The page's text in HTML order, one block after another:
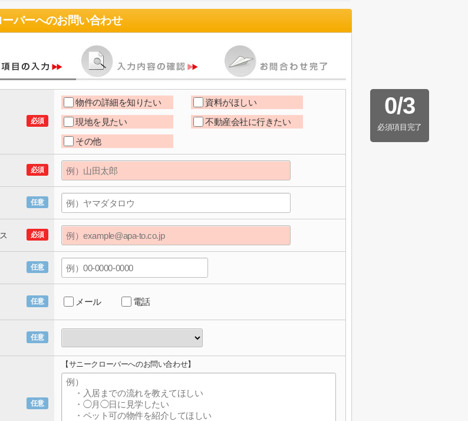
バーへのお問い合わせ
0/3
必須項目完了
必須
物件の詳細を知りたい
資料がほしい
現地を見たい
不動産会社に行きたい
その他
必須
任意
必須
任意
任意 メール 電話
任意
任意
【サニークローバーへのお問い合わせ】